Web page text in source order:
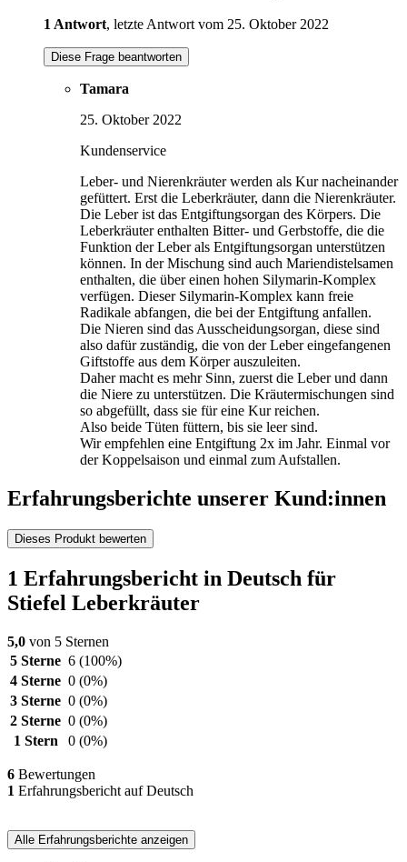
1 Antwort, letzte Antwort vom 25. Oktober 2022
Diese Frage beantworten
Tamara
25. Oktober 2022
Kundenservice
Leber- und Nierenkräuter werden als Kur nacheinander
gefüttert. Erst die Leberkräuter, dann die Nierenkräuter.
Die Leber ist das Entgiftungsorgan des Körpers. Die
Leberkräuter enthalten Bitter- und Gerbstoffe, die die
Funktion der Leber als Entgiftungsorgan unterstützen
können. In der Mischung sind auch Mariendistelsamen
enthalten, die über einen hohen Silymarin-Komplex
verfügen. Dieser Silymarin-Komplex kann freie
Radikale abfangen, die bei der Entgiftung anfallen.
Die Nieren sind das Ausscheidungsorgan, diese sind
also dafür zuständig, die von der Leber eingefangenen
Giftstoffe aus dem Körper auszuleiten.
Daher macht es mehr Sinn, zuerst die Leber und dann
die Niere zu unterstützen. Die Kräutermischungen sind
so abgefüllt, dass sie für eine Kur reichen.
Also beide Tüten füttern, bis sie leer sind.
Wir empfehlen eine Entgiftung 2x im Jahr. Einmal vor
der Koppelsaison und einmal zum Aufstallen.
Erfahrungsberichte unserer Kund:innen
Dieses Produkt bewerten
1 Erfahrungsbericht in Deutsch für
Stiefel Leberkräuter
5,0 von 5 Sternen
5 Sterne 6 (100%)
4 Sterne 0 (0%)
3 Sterne 0 (0%)
2 Sterne 0 (0%)
1 Stern
0 (0%)
6 Bewertungen
1 Erfahrungsbericht auf Deutsch
Alle Erfahrungsberichte anzeigen